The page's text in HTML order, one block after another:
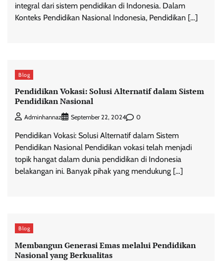
integral dari sistem pendidikan di Indonesia. Dalam
Konteks Pendidikan Nasional Indonesia, Pendidikan […]
Blog
Pendidikan Vokasi: Solusi Alternatif dalam Sistem
Pendidikan Nasional
Adminhannaz September 22, 2024 0
Pendidikan Vokasi: Solusi Alternatif dalam Sistem
Pendidikan Nasional Pendidikan vokasi telah menjadi
topik hangat dalam dunia pendidikan di Indonesia
belakangan ini. Banyak pihak yang mendukung […]
Blog
Membangun Generasi Emas melalui Pendidikan
Nasional yang Berkualitas